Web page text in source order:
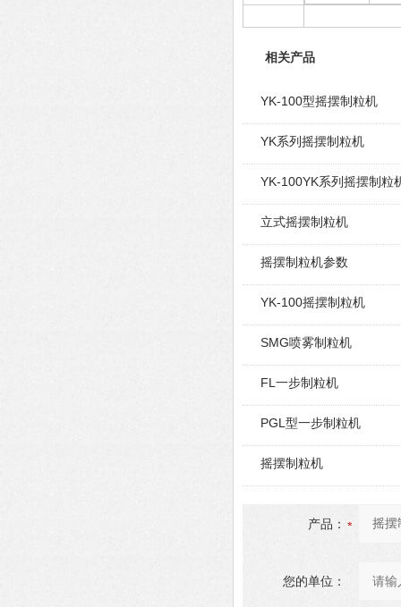
相关产品
YK-100型摇摆制粒机
YK系列摇摆制粒机
YK-100YK系列摇摆制粒
立式摇摆制粒机
摇摆制粒机参数
YK-100摇摆制粒机
SMG喷雾制粒机
FL一步制粒机
PGL型一步制粒机
摇摆制粒机
产品：
您的单位：